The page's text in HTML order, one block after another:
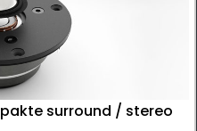
surround / stereo